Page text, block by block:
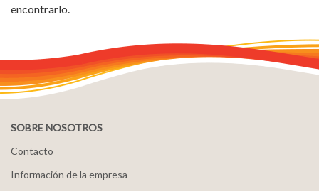
encontrarlo.
SOBRE NOSOTROS
Contacto
Información de la empresa